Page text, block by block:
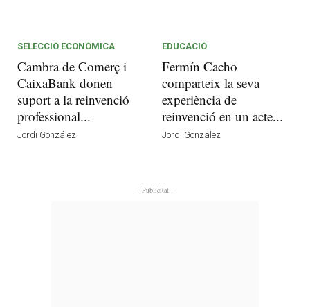
SELECCIÓ ECONÒMICA
Cambra de Comerç i
CaixaBank donen
suport a la reinvenció
professional...
Jordi González
EDUCACIÓ
Fermín Cacho
comparteix la seva
experiència de
reinvenció en un acte...
Jordi González
- Publicitat -